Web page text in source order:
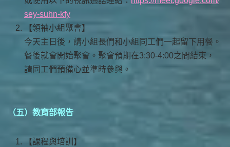
sey-suhn-kfy
【領袖小組聚會】
今天主日後，請小組長們和小組同工們一起留下用餐。
餐後就會開始聚會。聚會預期在3:30-4:00之間結束，
請同工們預備心並準時參與。
（五）教育部報告
【課程與培訓】